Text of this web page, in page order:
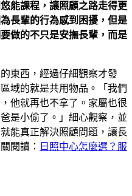
能課程，讓照顧之路走得更
長輩的行為感到困擾，但是
做的不只是安撫長輩，而是
東西，經過仔細觀察才發
域的就是共用物品。「我們
他就再也不拿了。家屬也很
是小偷了。」細心觀察，並
能真正解決照顧問題，讓長
閱讀： 日照中心怎麼選？服